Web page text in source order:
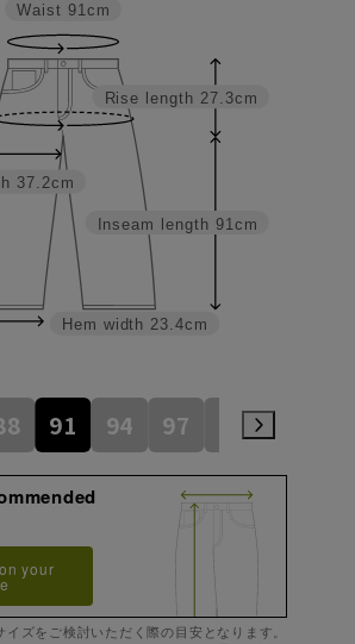
Inseam length 91cm
Rise length 27.3cm
Hem width 23.4cm
37.2cm
Waist 91cm
91 94 97 100
your
イズをご検討いただく際の目安となります。